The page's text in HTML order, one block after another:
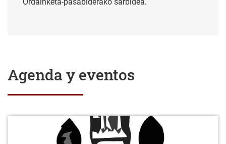
Ordainketa-pasabiderako sarbidea.
Agenda y eventos